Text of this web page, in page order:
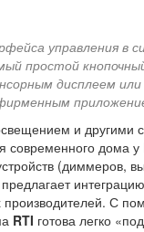
управления в
простой
дисплеем
и другими
современного дома у
(диммеров,
производителей. С
RTI готова легко